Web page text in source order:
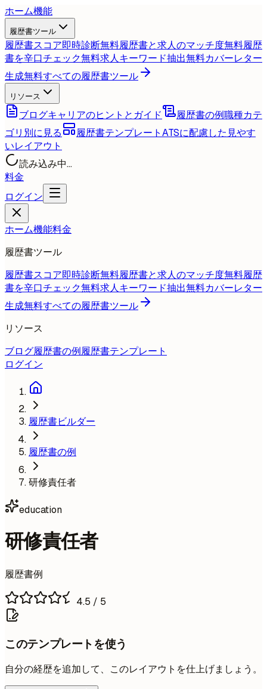
ホーム機能
履歴書ツール
履歴書スコア即時診断無料履歴書と求人のマッチ度無料履歴
書を辛口チェック無料求人キーワード抽出無料カバーレター
生成無料すべての履歴書ツール
リソース
ブログキャリアのヒントとガイド 履歴書の例職種カテ
ゴリ別に見る
履歴書テンプレートATSに配慮した見やす
いレイアウト
読み込み中...
料金
ログイン
ホーム機能料金
履歴書ツール
履歴書スコア即時診断無料履歴書と求人のマッチ度無料履歴
書を辛口チェック無料求人キーワード抽出無料カバーレター
生成無料すべての履歴書ツール
リソース
ブログ履歴書の例履歴書テンプレート
ログイン
履歴書ビルダー
履歴書の例
研修責任者
education
研修責任者
履歴書例
4.5 / 5
このテンプレートを使う
自分の経歴を追加して、このレイアウトを仕上げましょう。